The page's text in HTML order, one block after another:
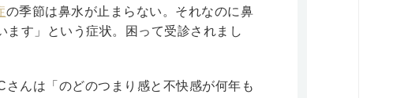
の季節は鼻水が止まらない。それなのに鼻
す」という症状。困って受診されまし
んは「のどのつまり感と不快感が何年も